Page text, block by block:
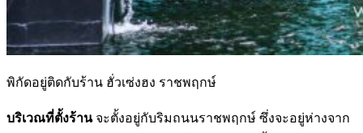
พิกัดอยู่ติดกับร้าน ฮั่วเซ่งฮง ราชพฤกษ์
บริเวณที่ตั้งร้าน จะตั้งอยู่กับริมถนนราชพฤกษ์ ซึ่งจะอยู่ห่างจาก